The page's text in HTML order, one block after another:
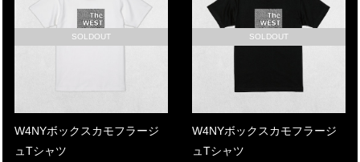
SOLDOUT
W4NYボックスカモフラージ
ュTシャツ
SOLDOUT
W4NYボックスカモフラージ
ュTシャツ